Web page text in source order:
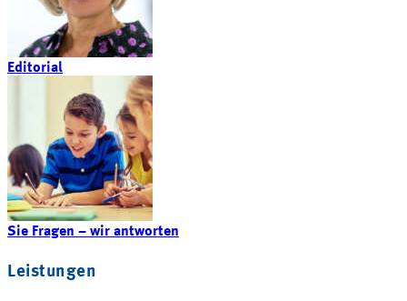
Editorial
Sie Fragen – wir antworten
Leistungen